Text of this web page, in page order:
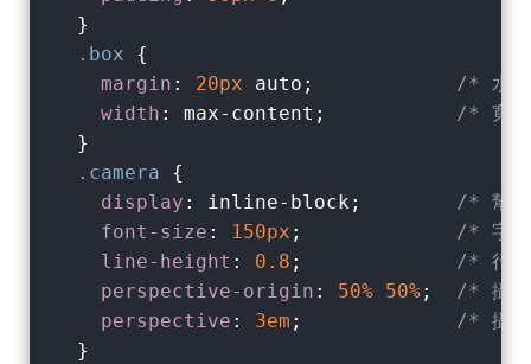
  }
.box {
margin : 20px auto; /* 水
width : max-content; /* 寬度
  }
.camera {
display : inline-block; /* 幫助
font-size : 150px ; /* 字體
line-height : 0.8 ; /* 行高
perspective-origin : 50% 50%; /* 攝影
perspective : 3em ; /* 攝
  }